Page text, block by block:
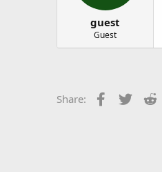
guest
Guest
Share: Facebook
Twitter